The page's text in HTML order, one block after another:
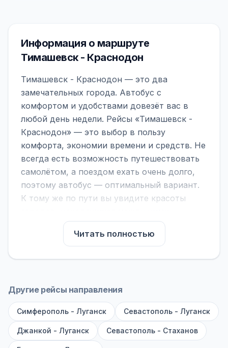
Информация о маршруте
Тимашевск - Краснодон
Тимашевск - Краснодон — это два
замечательных города. Автобус с
комфортом и удобствами довезёт вас в
любой день недели. Рейсы «Тимашевск -
Краснодон» — это выбор в пользу
комфорта, экономии времени и средств. Не
всегда есть возможность путешествовать
самолётом, а поездом ехать очень долго,
поэтому автобус — оптимальный вариант.
К тому же по пути вы увидите красоты
На нашем сайте вы можете найти
расписание автобусов Тимашевск -
Краснодон, сравнить рейсы и выбрать
обратите внимание на микроавтобусы (8–18
большие автобусы (от 40 мест): у них лучше
подвеска и дорога ощущается меньше.
Читать полностью
Другие рейсы направления
Симферополь - Луганск Севастополь - Луганск
Джанкой - Луганск Севастополь - Стаханов